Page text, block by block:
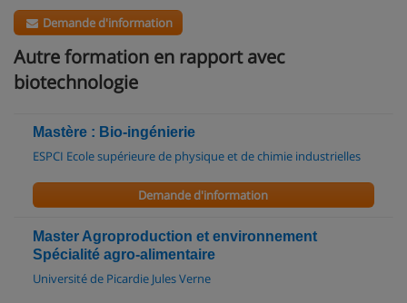
Demande d'information
Autre formation en rapport avec
biotechnologie
Mastère : Bio-ingénierie
ESPCI Ecole supérieure de physique et de chimie industrielles
Demande d'information
Master Agroproduction et environnement
Spécialité agro-alimentaire
Université de Picardie Jules Verne